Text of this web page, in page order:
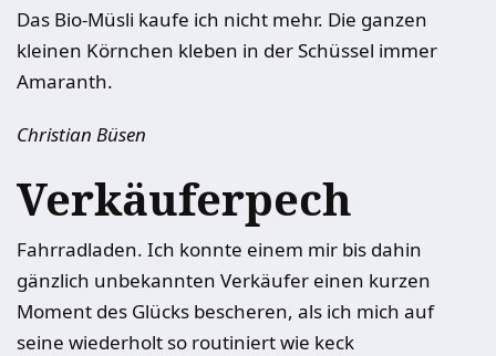
Das Bio-Müsli kaufe ich nicht mehr. Die ganzen
kleinen Körnchen kleben in der Schüssel immer
Amaranth.
Christian Büsen
Verkäuferpech
Fahrradladen. Ich konnte einem mir bis dahin
gänzlich unbekannten Verkäufer einen kurzen
Moment des Glücks bescheren, als ich mich auf
seine wiederholt so routiniert wie keck